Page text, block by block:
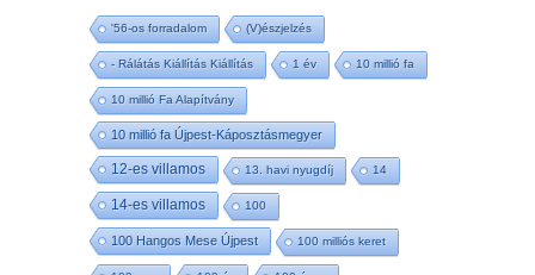
'56-os forradalom (V)észjelzés
- Rálátás Kiállítás Kiállítás 1 év 10 millió fa
10 millió Fa Alapítvány
10 millió fa Újpest-Káposztásmegyer
12-es villamos 13. havi nyugdíj 14
14-es villamos 100
100 Hangos Mese Újpest 100 milliós keret